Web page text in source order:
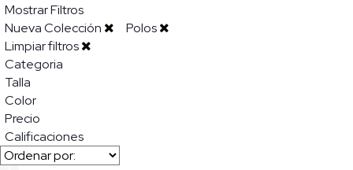
Mostrar Filtros
Nueva Colección
Polos
Limpiar filtros
Categoria
Talla
Color
Precio
Calificaciones